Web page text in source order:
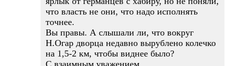
что власть не они, что надо исполнять
точнее.
Вы правы. А слышали ли, что вокруг
Н.Огар дворца недавно вырублено колечко
на 1,5-2 км, чтобы виднее было?
С взаимным уважением,...